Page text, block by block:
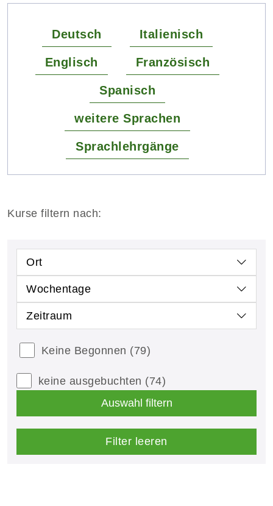
Deutsch Italienisch
Englisch Französisch
Spanisch
weitere Sprachen
Sprachlehrgänge
Kurse filtern nach:
Ort
Wochentage
Zeitraum
Keine Begonnen (79)
keine ausgebuchten (74)
Auswahl filtern
Filter leeren